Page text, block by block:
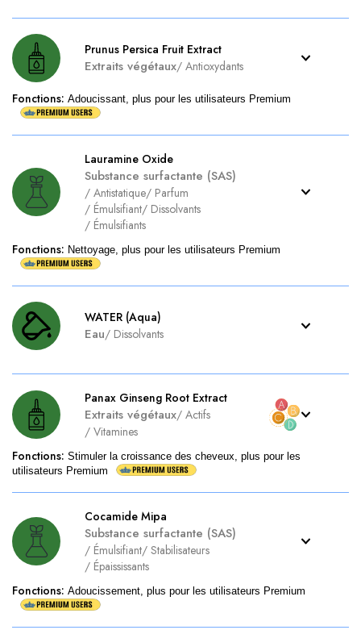
Prunus Persica Fruit Extract
Extraits végétaux/ Antioxydants
Fonctions: Adoucissant, plus pour les utilisateurs Premium
Lauramine Oxide
Substance surfactante (SAS)
/ Antistatique/ Parfum
/ Émulsifiant/ Dissolvants
/ Émulsifiants
Fonctions: Nettoyage, plus pour les utilisateurs Premium
WATER (Aqua)
Eau/ Dissolvants
Panax Ginseng Root Extract
Extraits végétaux/ Actifs
/ Vitamines
Fonctions: Stimuler la croissance des cheveux, plus pour les
utilisateurs Premium
Cocamide Mipa
Substance surfactante (SAS)
/ Émulsifiant/ Stabilisateurs
/ Épaississants
Fonctions: Adoucissement, plus pour les utilisateurs Premium